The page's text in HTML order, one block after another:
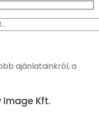
ajánlatainkról, a
Image Kft.